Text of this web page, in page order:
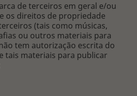
de terceiros em geral e/ou
os direitos de propriedade
(tais como músicas,
ou outros materiais para
tem autorização escrita do
tais materiais para publicar